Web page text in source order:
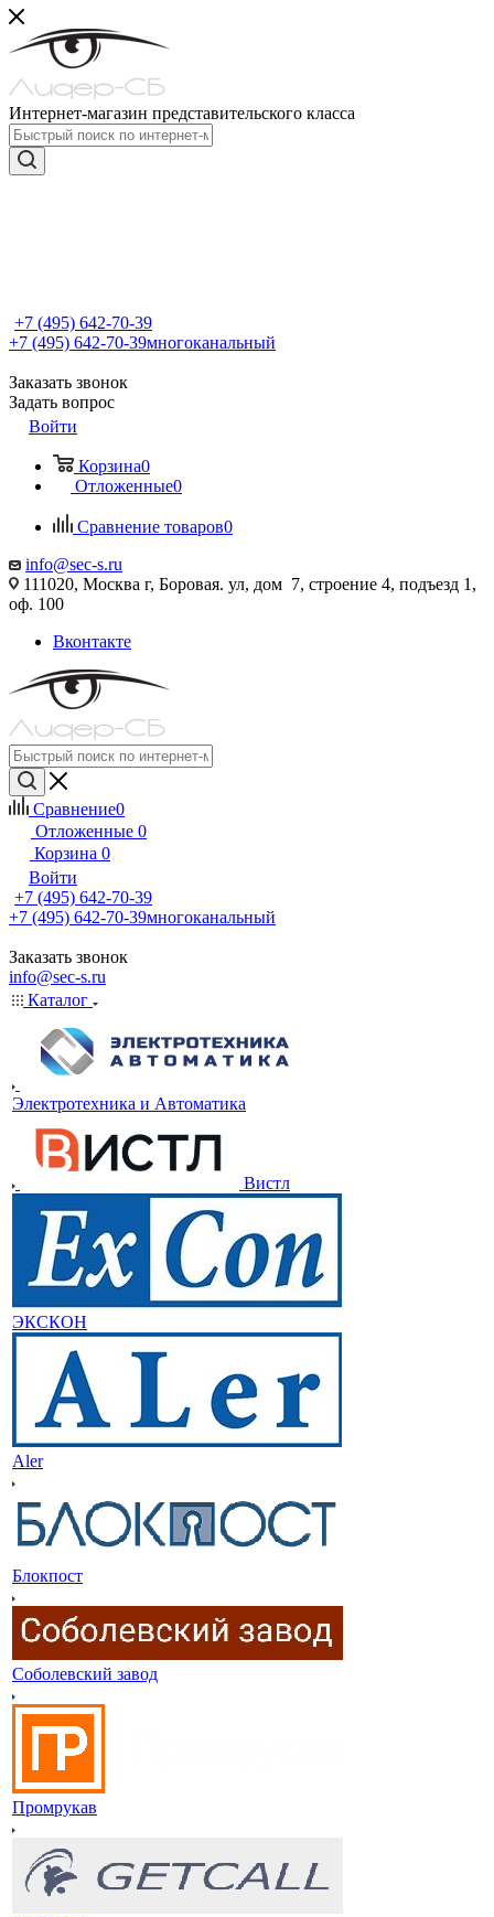
Интернет-магазин представительского класса
+7 (495) 642-70-39
+7 (495) 642-70-39многоканальный
Заказать звонок
Задать вопрос
Войти
Корзина0
Отложенные0
Сравнение товаров0
info@sec-s.ru
111020, Москва г, Боровая. ул, дом 7, строение 4, подъезд 1,
оф. 100
Вконтакте
Сравнение0
Отложенные 0
Корзина 0
Войти
+7 (495) 642-70-39
+7 (495) 642-70-39многоканальный
Заказать звонок
info@sec-s.ru
Каталог
Электротехника и Автоматика
Вистл
ЭКСКОН
Aler
Блокпост
Соболевский завод
Промрукав